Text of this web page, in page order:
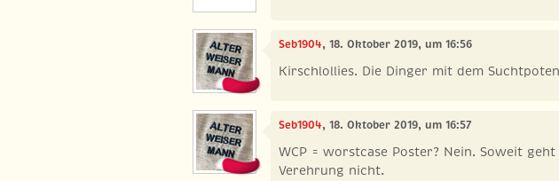
Seb1904, 18. Oktober 2019, um 16:56
Kirschlollies. Die Dinger mit dem
Seb1904, 18. Oktober 2019, um 16:57
WCP = worstcase Poster? Nein. Soweit geht
Verehrung nicht.